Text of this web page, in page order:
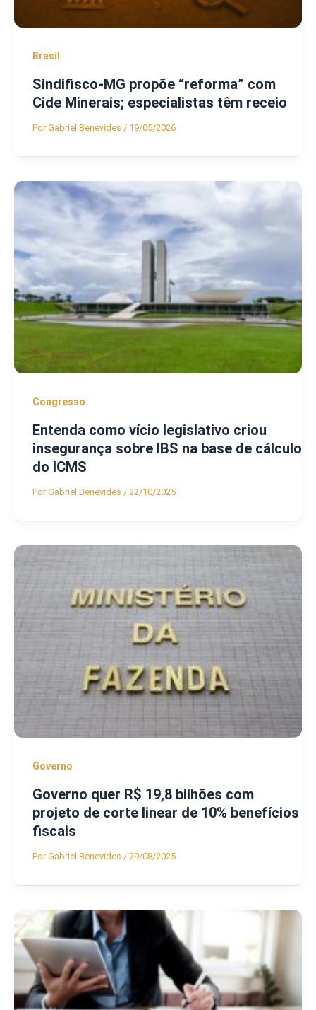
Brasil
Sindifisco-MG propõe “reforma” com
Cide Minerais; especialistas têm receio
PorGabriel Benevides / 19/05/2026
Congresso
Entenda como vício legislativo criou
insegurança sobre IBS na base de cálculo
do ICMS
PorGabriel Benevides / 22/10/2025
Governo
Governo quer R$ 19,8 bilhões com
projeto de corte linear de 10% benefícios
fiscais
PorGabriel Benevides / 29/08/2025